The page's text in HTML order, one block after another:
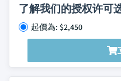
了解我们的授权许可
起價為: $2,450